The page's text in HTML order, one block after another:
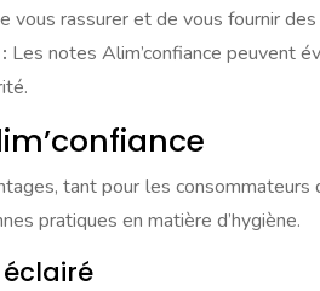
vous rassurer et de vous fournir
Les notes Alim’confiance peuvent
tant pour les
pratiques en matière d’hygiène.